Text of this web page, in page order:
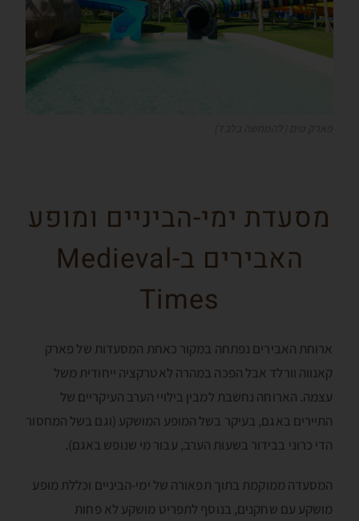
מסעדת ימי-הביניים ומופע
האבירים ב-Medieval
Times
ארוחת האבירים נפתחה במקור כאחת המסעדות של פארק
קאנווה וורלד אבל הפכה במהרה לאטרקציה ייחודית משל
עצמה. הארוחה נחשבת למבין בילויי הערב העיקריים של
התיירים באגם, בעיקר בשל המופע המושקע (וגם בשל המחסור
הדי כרוני בבידור בשעות הערב, עבור מי שנופש באגם).
המסעדה ממוקמת בתוך תפאורה של ימי-הביניים וכללת מופע
מושקע עם שחקנים, בנוסף לתפריט מושקע לא פחות